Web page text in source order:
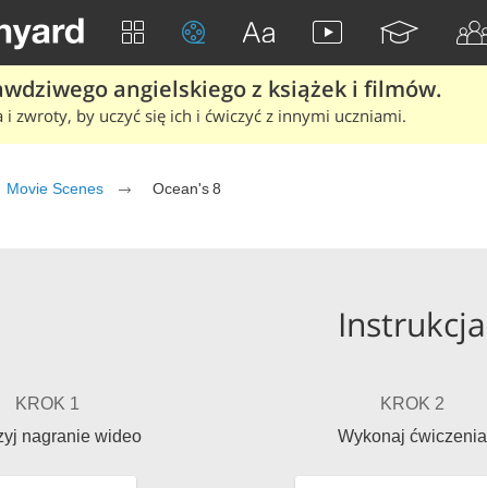
angielskiego z książek i filmów.
i zwroty, by uczyć się ich i ćwiczyć z innymi uczniami.
Movie Scenes Ocean's 8
Instrukcja
KROK 1
nagranie wideo
KROK 2
Wykonaj ćwiczenia